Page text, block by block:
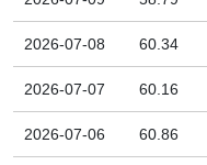
2026-07-08 60.34
2026-07-07 60.16
2026-07-06 60.86